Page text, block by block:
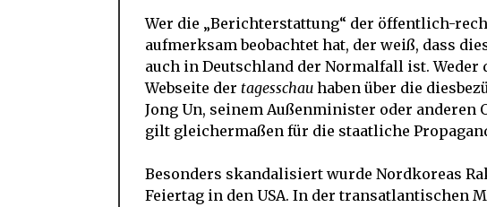
Wer die „Berichterstattung“ der öffentlich-
aufmerksam beobachtet hat, der weiß, dass
auch in Deutschland der Normalfall ist. Weder
Webseite der tagesschau haben über die
Jong Un, seinem Außenminister oder
gilt gleichermaßen für die staatliche
Besonders skandalisiert wurde Nordkoreas
Feiertag in den USA. In der transatlantischen